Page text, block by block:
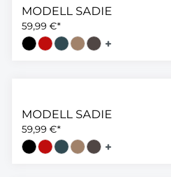
MODELL SADIE
59,99 €*
MODELL SADIE
59,99 €*